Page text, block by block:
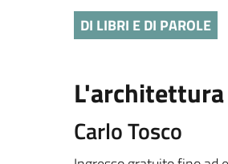
DI LIBRI E DI PAROLE
Carlo Tosco